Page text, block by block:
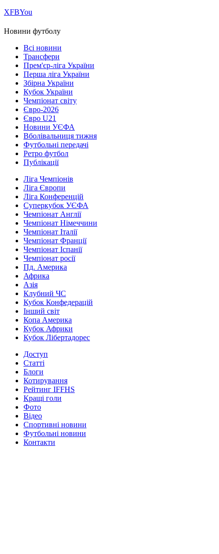
ХFBYou
Новини футболу
Всі новини
Трансфери
Прем'єр-ліга України
Перша ліга України
Збірна України
Кубок України
Чемпіонат світу
Євро-2026
Євро U21
Новини УЄФА
Вболівальниця тижня
Футбольні передачі
Ретро футбол
Публікації
Ліга Чемпіонів
Ліга Європи
Ліга Конференцій
Суперкубок УЄФА
Чемпіонат Англії
Чемпіонат Німеччини
Чемпіонат Італії
Чемпіонат Франції
Чемпіонат Іспанії
Чемпіонат росії
Пд. Америка
Африка
Азія
Клубний ЧС
Кубок Конфедерацій
Інший світ
Копа Америка
Кубок Африки
Кубок Лібертадорес
Доступ
Статті
Блоги
Котирування
Рейтинг IFFHS
Кращі голи
Фото
Відео
Спортивні новини
Футбольні новини
Контакти